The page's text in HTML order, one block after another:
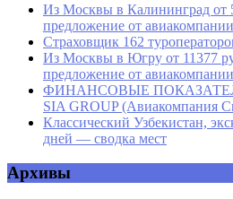
Из Москвы в Калининград от
предложение от
Страховщик 162
Из Москвы в Югру от 11377
предложение от
ФИНАНСОВЫЕ
SIA GROUP (Авиакомпания
Классический Узбекистан,
дней — сводка мест
Архивы